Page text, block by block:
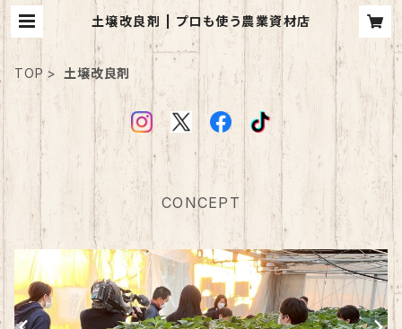
土壌改良剤 | プロも使う農業資材店
TOP 土壌改良剤
CONCEPT